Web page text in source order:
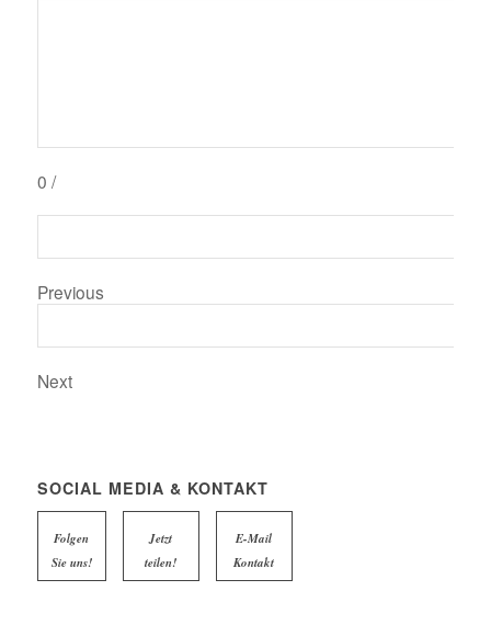
0 /
Previous
Next
SOCIAL MEDIA & KONTAKT
Folgen
Sie uns!
Jetzt
teilen!
E-Mail
Kontakt